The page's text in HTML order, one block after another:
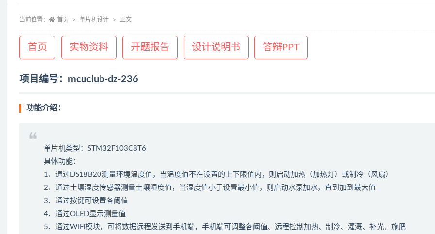
当前位置： 首页 单片机设计 正文
首页 实物资料 开题报告 设计说明书 答辩PPT
项目编号：mcuclub-dz-236
功能介绍：
单片机类型：STM32F103C8T6
具体功能：
1、通过DS18B20测量环境温度值，当温度值不在设置的上下限值内，则启动加热（加热灯）或制冷（风扇）
2、通过土壤湿度传感器测量土壤湿度值，当湿度值小于设置最小值，则启动水泵加水，直到加到最大值
3、通过按键可设置各阈值
4、通过OLED显示测量值
5、通过WIFI模块，可将数据远程发送到手机端，手机端可调整各阈值、远程控制加热、制冷、灌溉、补光、施肥